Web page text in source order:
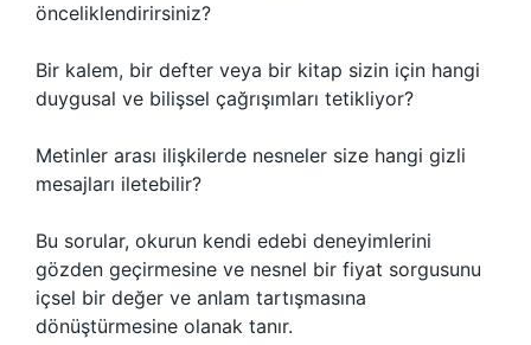
önceliklendirirsiniz?
Bir kalem, bir defter veya bir kitap sizin için hangi
duygusal ve bilişsel çağrışımları tetikliyor?
Metinler arası ilişkilerde nesneler size hangi gizli
mesajları iletebilir?
Bu sorular, okurun kendi edebi deneyimlerini
gözden geçirmesine ve nesnel bir fiyat sorgusunu
içsel bir değer ve anlam tartışmasına
dönüştürmesine olanak tanır.